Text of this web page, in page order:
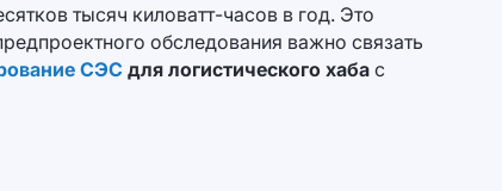
тысяч киловатт-часов в год. Это
обследования важно связать
СЭС для логистического хаба с